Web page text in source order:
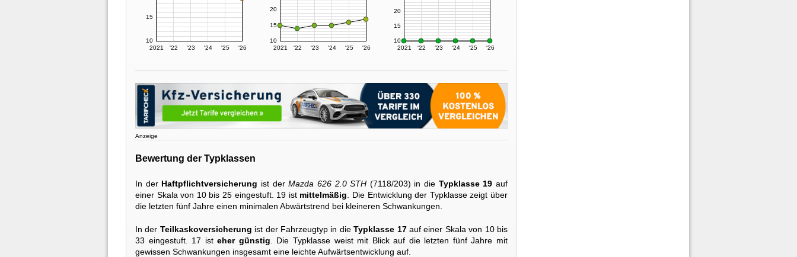
2021 '22 '23 '24 '25 '26
10
15
2021 '22 '23 '24 '25 '26
10
15
20
2021 '22 '23 '24 '25 '26
10
15
20
Anzeige
Bewertung der Typklassen
In der Haftpflichtversicherung ist derMazda 626 2.0 STH (7118/203) in die Typklasse 19 auf
einer Skala von 10 bis 25 eingestuft. 19 ist mittelmäßig . Die Entwicklung der Typklasse zeigt über
die letzten fünf Jahre einen minimalen Abwärtstrend bei kleineren Schwankungen.
In der Teilkaskoversicherung ist der Fahrzeugtyp in dieTypklasse 17auf einer Skala von 10 bis
33 eingestuft. 17 isteher günstig . Die Typklasse weist mit Blick auf die letzten fünf Jahre mit
gewissen Schwankungen insgesamt eine leichte Aufwärtsentwicklung auf.